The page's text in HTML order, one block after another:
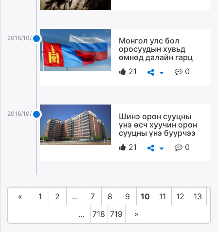
2016/10/20
Монгол улс бол
оросуудын хувьд
өмнөд далайн гарц
21
0
2016/10/20
Шинэ орон сууцны
үнэ өсч хуучин орон
сууцны үнэ буурчээ
21
0
« 1 2 ... 7 8 9 10 11 12
13
...
718 719 »